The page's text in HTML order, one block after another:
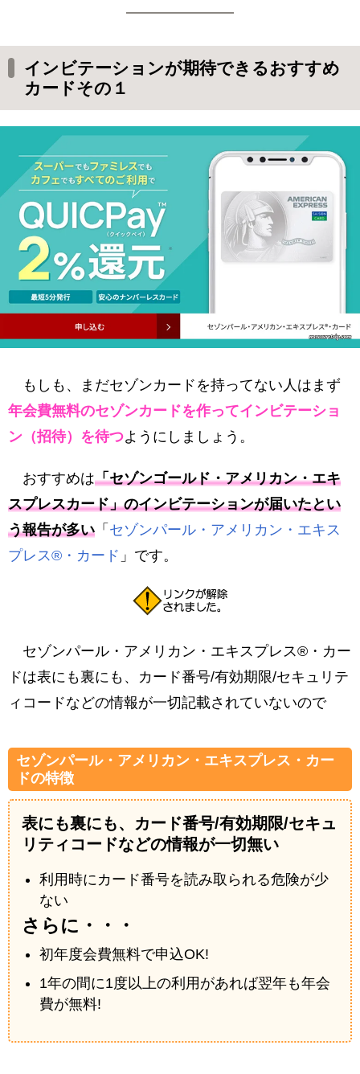
インビテーションが期待できるおすすめ
カードその１
もしも、まだセゾンカードを持ってない人はまず
年会費無料のセゾンカードを作ってインビテーショ
ン（招待）を待つようにしましょう。
おすすめは「セゾンゴールド・アメリカン・エキ
スプレスカード」のインビテーションが届いたとい
う報告が多い 「 セゾンパール・アメリカン・エキス
プレス®・カード 」です。
セゾンパール・アメリカン・エキスプレス®・カー
ドは表にも裏にも、カード番号/有効期限/セキュリテ
ィコードなどの情報が一切記載されていないので
セゾンパール・アメリカン・エキスプレス・カー
ドの特徴
表にも裏にも、カード番号/有効期限/セキュ
リティコードなどの情報が一切無い
利用時にカード番号を読み取られる危険が少
ない
さらに・・・
初年度会費無料で申込OK!
1年の間に1度以上の利用があれば翌年も年会
費が無料!